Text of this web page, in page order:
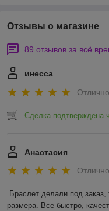
Отзывы о магазине
89 отзывов за всё
инесса
Отлично
Сделка подтверждена
Анастасия
Отлично
Браслет делали под
размера. Все быстро,